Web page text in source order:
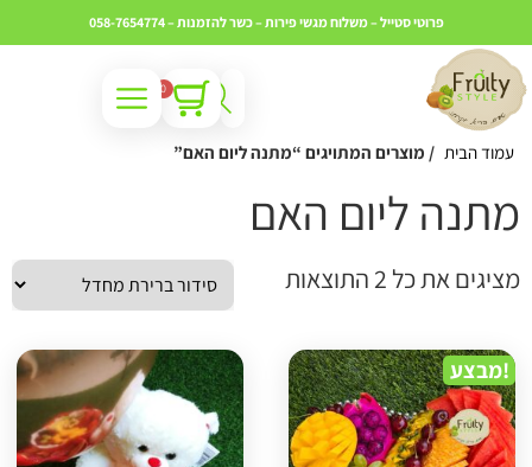
פרוטי סטייל – משלוח מגשי פירות – כשרלהזמנות – 058-7654774
0
עמוד הבית / מוצרים המתויגים “מתנה ליום האם”
ליום האם
את כל ⁦2⁩ התוצאות